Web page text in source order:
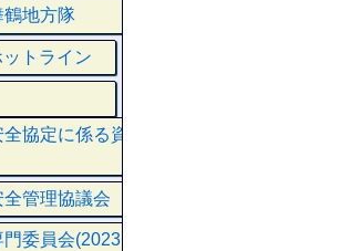
鶴地方隊
トライン
協定に係る資
管理協議会
門委員会(2023